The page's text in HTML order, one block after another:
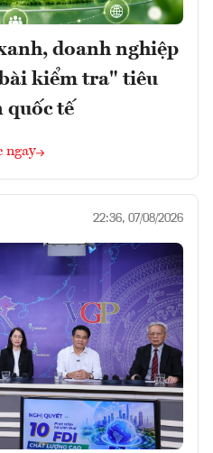
doanh nghiệp
kiểm tra" tiêu
quốc tế
ngay
22:36, 07/08/2026